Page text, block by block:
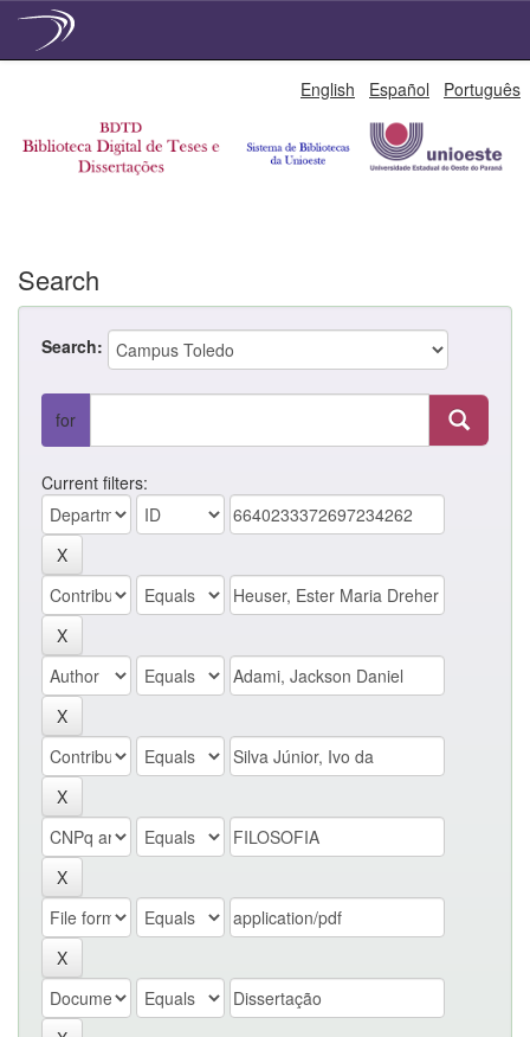
English Español Português
Search
Search:
for
Current filters: